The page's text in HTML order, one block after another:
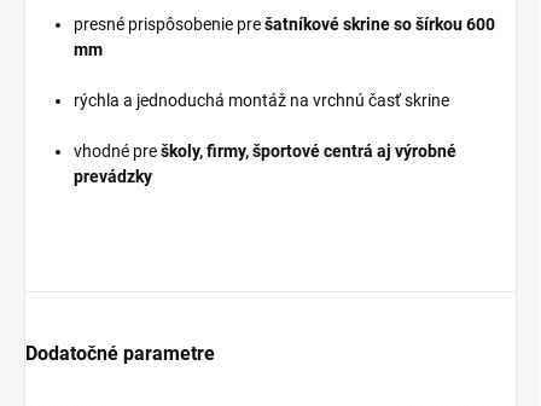
presné prispôsobenie prešatníkové skrine so šírkou 600
mm
rýchla a jednoduchá montáž na vrchnú časť skrine
vhodné preškoly, firmy, športové centrá aj výrobné
prevádzky
Dodatočné parametre